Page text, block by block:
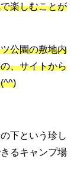
楽しむことが
公園の敷地内
、サイトから
下という珍し
るキャンプ場